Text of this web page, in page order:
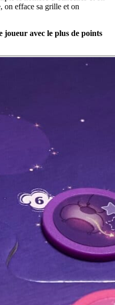
on efface sa grille et on
joueur avec le plus de points